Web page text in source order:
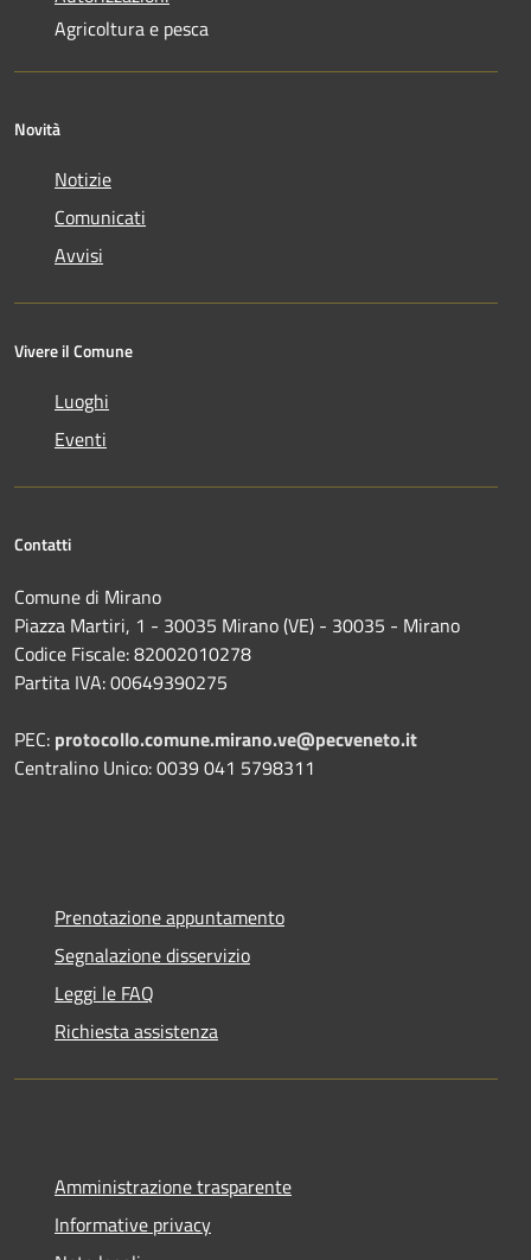
Agricoltura e pesca
Novità
Notizie
Comunicati
Avvisi
Vivere il Comune
Luoghi
Eventi
Contatti
Comune di Mirano
Piazza Martiri, 1 - 30035 Mirano (VE) - 30035 - Mirano
Codice Fiscale: 82002010278
Partita IVA: 00649390275
PEC: protocollo.comune.mirano.ve@pecveneto.it
Centralino Unico: 0039 041 5798311
Prenotazione appuntamento
Segnalazione disservizio
Leggi le FAQ
Richiesta assistenza
Amministrazione trasparente
Informative privacy